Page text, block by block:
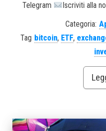
Telegram
Iscriviti alla
Categoria:
Tag bitcoin, ETF,